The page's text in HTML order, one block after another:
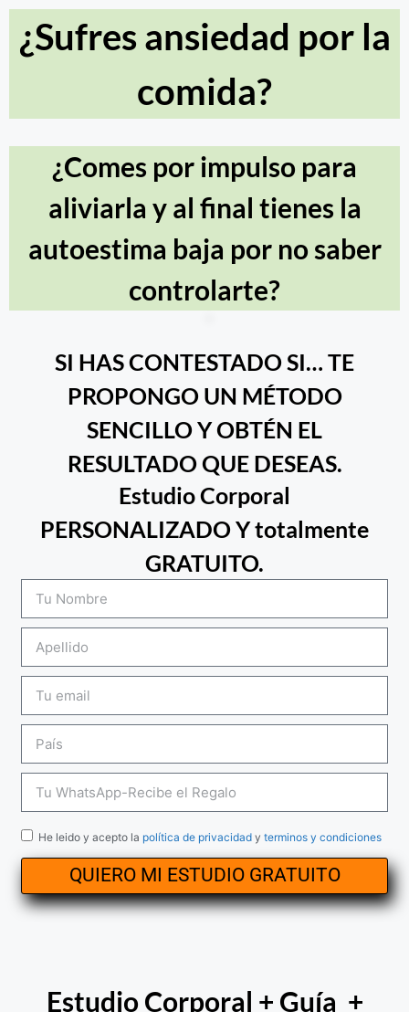
¿Sufres ansiedad por la
comida?
¿Comes por impulso para
aliviarla y al final tienes la
autoestima baja por no saber
controlarte?
SI HAS CONTESTADO SI… TE
PROPONGO UN MÉTODO
SENCILLO Y OBTÉN EL
RESULTADO QUE DESEAS.
Estudio Corporal
PERSONALIZADO Y totalmente
GRATUITO.
He leido y acepto la política de privacidad yterminos y condiciones
QUIERO MI ESTUDIO GRATUITO
Estudio Corporal + Guía +